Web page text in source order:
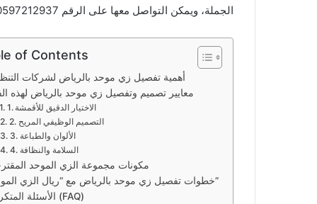
الجملة، ويمكن التواصل معها على الرقم 0597212937 للحصول على استشارة متخصصة.
of Contents
أهمية تفصيل زي موحد بالرياض لشركات
معايير تصميم وتفصيل زي موحد بالرياض لهذه
1. الاختيار الدقيق للأقمشة
2. التصميم الوظيفي المريح
3. الألوان والطباعة
4. السلامة والنظافة
مكونات مجموعة الزي الموحد
خطوات تفصيل زي موحد بالرياض مع “ريال الزي الموحد”
الأسئلة المتكررة (FAQ)